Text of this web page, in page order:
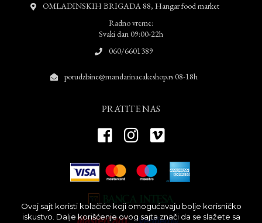
OMLADINSKIH BRIGADA 88, Hangar food market
Radno vreme:
Svaki dan 09:00-22h
060/6601389
porudzbine@mandarinacakeshop.rs 08-18h
PRATITE NAS
Ovaj sajt koristi kolačiće koji omogućavaju bolje korisničko
iskustvo. Dalje korišćenje ovog sajta znači da se slažete sa